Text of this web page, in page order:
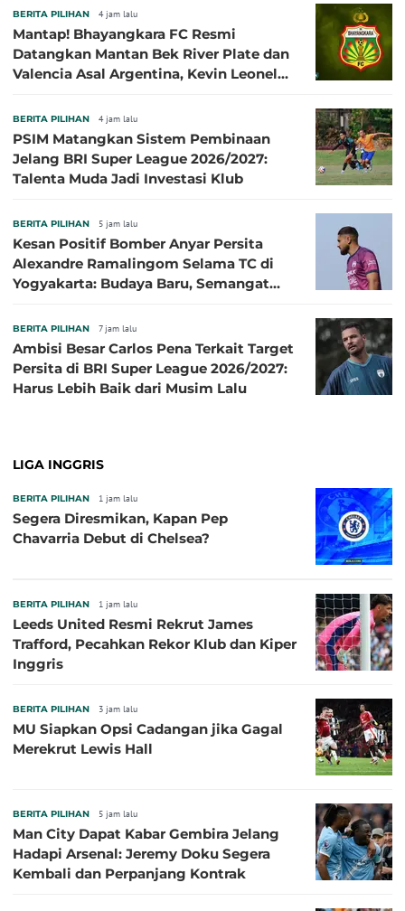
BERITA PILIHAN 4 jam lalu
Mantap! Bhayangkara FC Resmi
Datangkan Mantan Bek River Plate dan
Valencia Asal Argentina, Kevin Leonel
BERITA PILIHAN 4 jam lalu
PSIM Matangkan Sistem Pembinaan
Jelang BRI Super League 2026/2027:
Talenta Muda Jadi Investasi Klub
BERITA PILIHAN 5 jam lalu
Kesan Positif Bomber Anyar Persita
Alexandre Ramalingom Selama TC di
Yogyakarta: Budaya Baru, Semangat
BERITA PILIHAN 7 jam lalu
Ambisi Besar Carlos Pena Terkait Target
Persita di BRI Super League 2026/2027:
Harus Lebih Baik dari Musim Lalu
LIGA INGGRIS
BERITA PILIHAN 1 jam lalu
Segera Diresmikan, Kapan Pep
Chavarria Debut di Chelsea?
BERITA PILIHAN 1 jam lalu
Leeds United Resmi Rekrut James
Trafford, Pecahkan Rekor Klub dan Kiper
Inggris
BERITA PILIHAN 3 jam lalu
MU Siapkan Opsi Cadangan jika Gagal
Merekrut Lewis Hall
BERITA PILIHAN 5 jam lalu
Man City Dapat Kabar Gembira Jelang
Hadapi Arsenal: Jeremy Doku Segera
Kembali dan Perpanjang Kontrak